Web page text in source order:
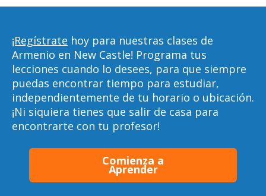
¡Regístrate hoy para nuestras clases de
Armenio en New Castle! Programa tus
lecciones cuando lo desees, para que siempre
puedas encontrar tiempo para estudiar,
independientemente de tu horario o ubicación.
¡Ni siquiera tienes que salir de casa para
encontrarte con tu profesor!
Comienza a
Aprender